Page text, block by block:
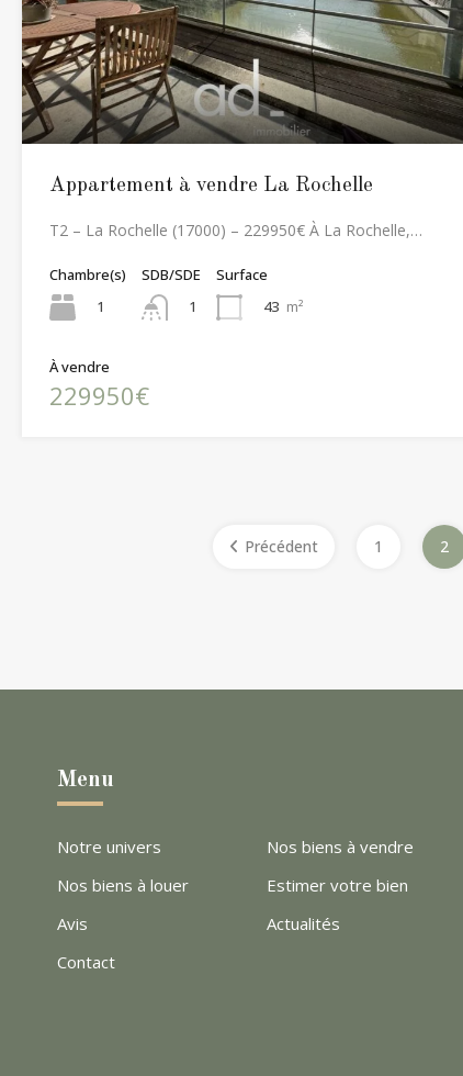
Appartement à vendre La Rochelle
T2 – La Rochelle (17000) – 229950€ À La Rochelle,…
Chambre(s)
1
SDB/SDE
1
Surface
43 m²
À vendre
229950€
Précédent 1 2
Menu
Notre univers
Nos biens à vendre
Nos biens à louer
Estimer votre bien
Avis
Actualités
Contact